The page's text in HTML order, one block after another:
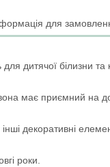
для
дитячої білизни та
має приємний на
декоративні
роки.